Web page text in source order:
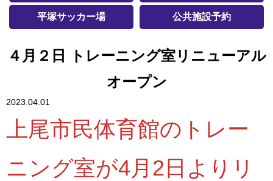
平塚サッカー場 公共施設予約
４月２日 トレーニング室リニューアル
オープン
2023.04.01
上尾市民体育館のトレー
ニング室が4月2日よりリ